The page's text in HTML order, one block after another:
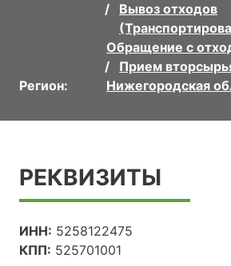
Вывоз отходов
Обращение с
Прием
Регион:
Нижегородская
РЕКВИЗИТЫ
ИНН: 5258122475
КПП: 525701001